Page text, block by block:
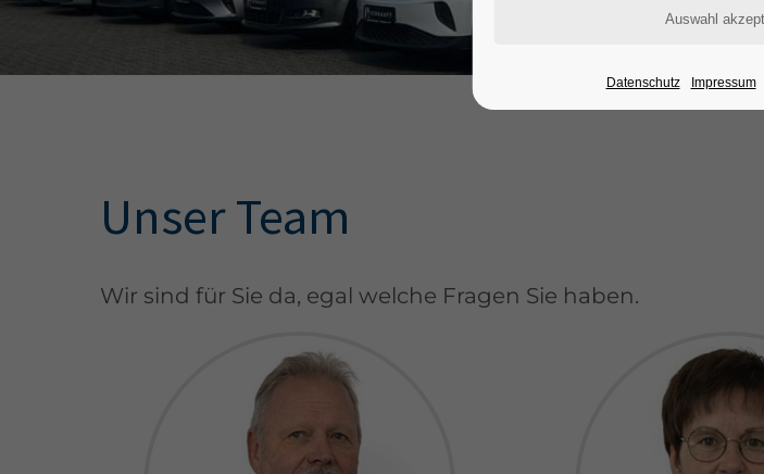
Unser Team
Wir sind für Sie da, egal welche Fragen Sie haben.
Datenschutz Impressum